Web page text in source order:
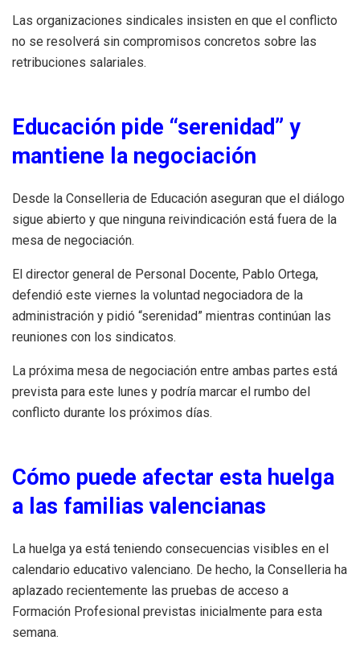
Las organizaciones sindicales insisten en que el conflicto
no se resolverá sin compromisos concretos sobre las
retribuciones salariales.
Educación pide “serenidad” y
mantiene la negociación
Desde la Conselleria de Educación aseguran que el diálogo
sigue abierto y que ninguna reivindicación está fuera de la
mesa de negociación.
El director general de Personal Docente, Pablo Ortega,
defendió este viernes la voluntad negociadora de la
administración y pidió “serenidad” mientras continúan las
reuniones con los sindicatos.
La próxima mesa de negociación entre ambas partes está
prevista para este lunes y podría marcar el rumbo del
conflicto durante los próximos días.
Cómo puede afectar esta huelga
a las familias valencianas
La huelga ya está teniendo consecuencias visibles en el
calendario educativo valenciano. De hecho, la Conselleria ha
aplazado recientemente las pruebas de acceso a
Formación Profesional previstas inicialmente para esta
semana.